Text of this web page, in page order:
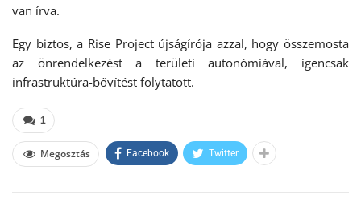
van írva.
Egy biztos, a Rise Project újságírója azzal, hogy összemosta
az önrendelkezést a területi autonómiával, igencsak
infrastruktúra-bővítést folytatott.
1
Megosztás Facebook Twitter